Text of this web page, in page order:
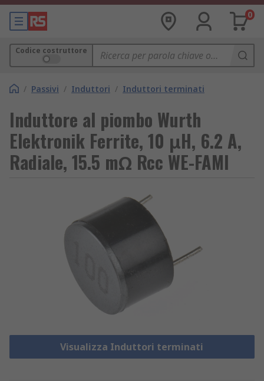
0
Codice costruttore
/ Passivi / Induttori / Induttori terminati
Induttore al piombo Wurth
Elektronik Ferrite, 10 μH, 6.2 A,
Radiale, 15.5 mΩ Rcc WE-FAMI
Visualizza Induttori terminati